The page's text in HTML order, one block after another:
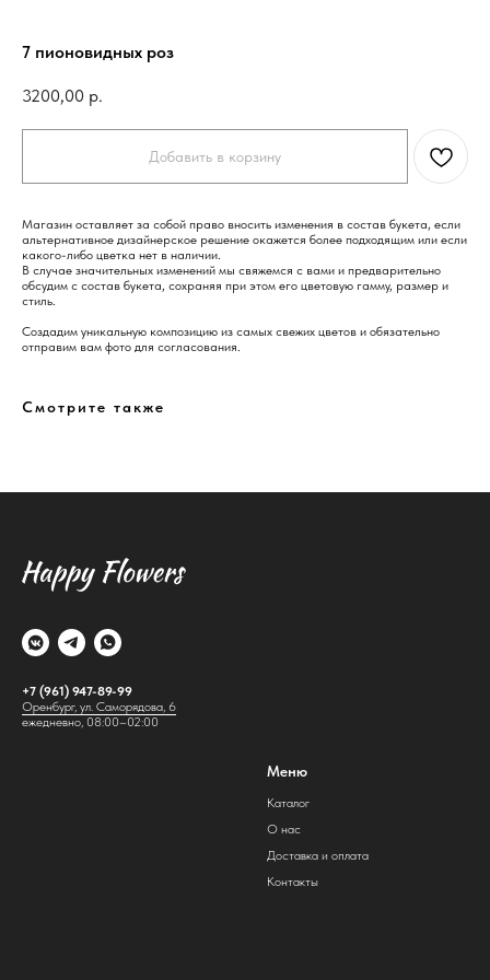
7 пионовидных роз
3200,00 р.
Добавить в корзину
Магазин оставляет за собой право вносить изменения в состав букета, если
альтернативное дизайнерское решение окажется более подходящим или если
какого-либо цветка нет в наличии.
В случае значительных изменений мы свяжемся с вами и предварительно
обсудим с состав букета, сохраняя при этом его цветовую гамму, размер и
стиль.
Создадим уникальную композицию из самых свежих цветов и обязательно
отправим вам фото для согласования.
Смотрите также
+7 (961) 947-89-99
Оренбург, ул. Саморядова, 6
ежедневно, 08:00–02:00
Меню
Каталог
О нас
Доставка и оплата
Контакты